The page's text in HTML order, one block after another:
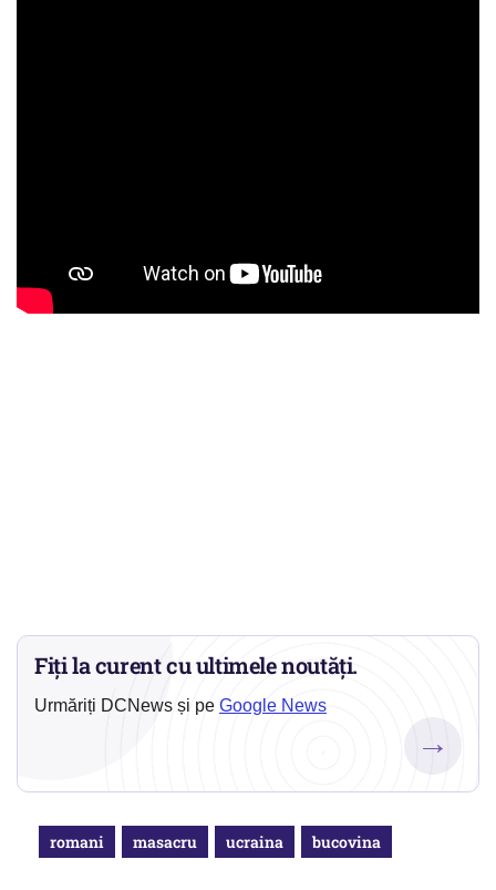
Fiți la curent cu ultimele noutăți.
Urmăriți DCNews și pe Google News
→
romani masacru ucraina bucovina